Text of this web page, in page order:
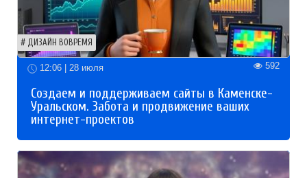
ДИЗАЙН ВОВРЕМЯ
12:06 | 28 июля 592
Создаем и поддерживаем сайты в Каменске-
Уральском. Забота и продвижение ваших
интернет-проектов